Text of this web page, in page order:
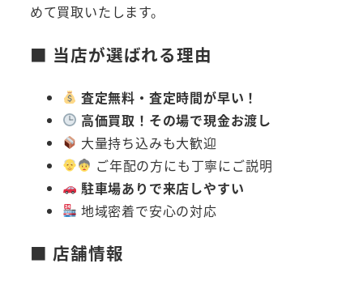
めて買取いたします。
■ 当店が選ばれる理由
査定無料・査定時間が早い！
高価買取！その場で現金お渡し
大量持ち込みも大歓迎
ご年配の方にも丁寧にご説明
駐車場ありで来店しやすい
地域密着で安心の対応
■ 店舗情報